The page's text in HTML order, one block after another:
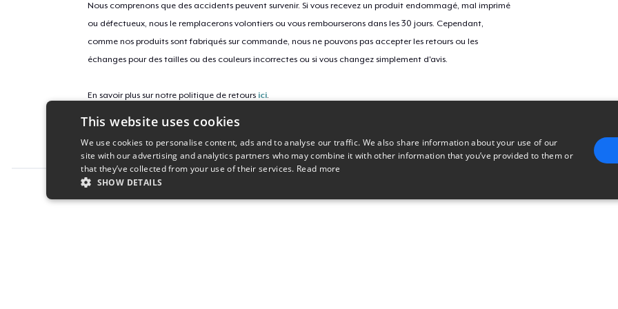
Nous comprenons que des accidents peuvent survenir. Si vous recevez un produit endommagé, mal imprimé
ou défectueux, nous le remplacerons volontiers ou vous rembourserons dans les 30 jours. Cependant,
comme nos produits sont fabriqués sur commande, nous ne pouvons pas accepter les retours ou les
échanges pour des tailles ou des couleurs incorrectes ou si vous changez simplement d'avis.
En savoir plus sur notre politique de retours ici.
ID campagne
all-print-topothetop-mc-skin-f
This website uses cookies
We use cookies to personalise content, ads and to analyse our traffic. We also share information about your use of our
site with our advertising and analytics partners who may combine it with other information that you’ve provided to them or
that they’ve collected from your use of their services. Read more
SHOW DETAILS